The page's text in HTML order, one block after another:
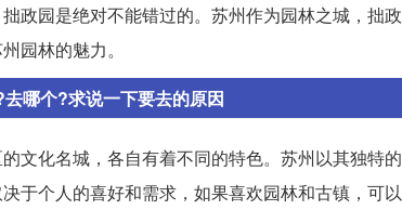
政园是绝对不能错过的。苏州作为园林之城，拙
园林的魅力。
哪个?求说一下要去的原因
文化名城，各自有着不同的特色。苏州以其独特
于个人的喜好和需求，如果喜欢园林和古镇，可